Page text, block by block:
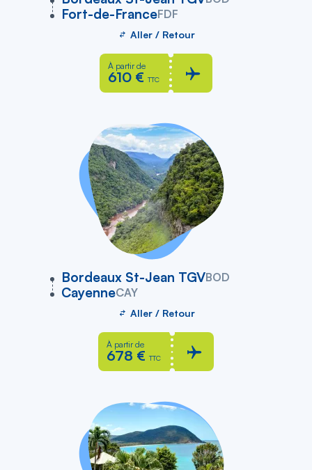
Fort-de-FranceFDF
Aller / Retour
À partir de
610 € TTC
Bordeaux St-Jean TGVBOD
vers
CayenneCAY
Aller / Retour
À partir de
678 € TTC